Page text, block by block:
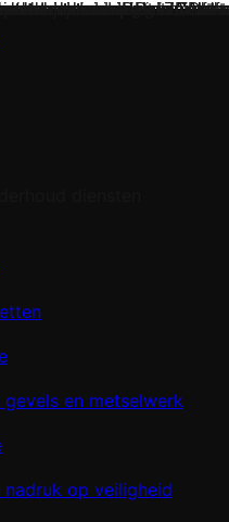
en metselwerk
op veiligheid